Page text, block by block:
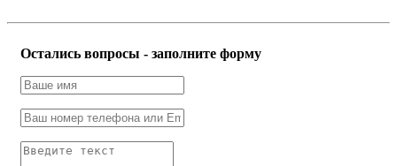
Остались вопросы - заполните форму